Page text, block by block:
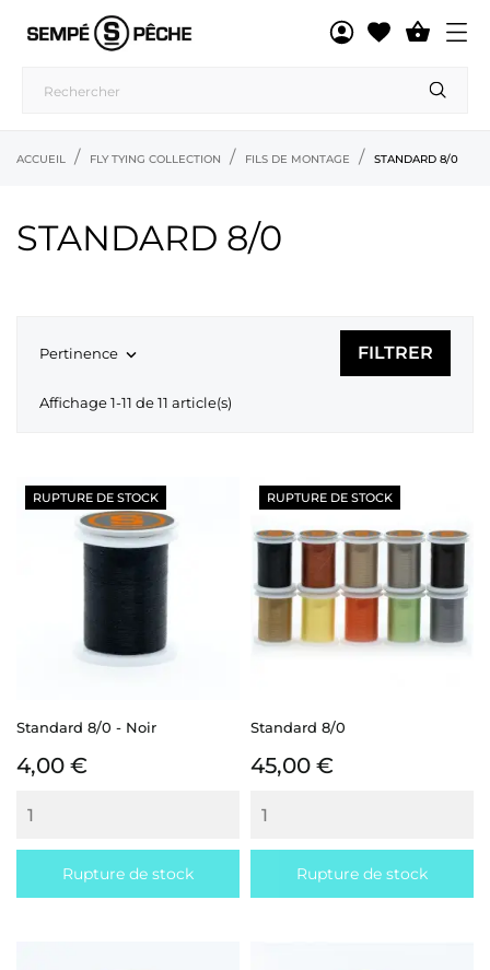

ACCUEIL FLY TYING COLLECTION FILS DE MONTAGE STANDARD 8/0
STANDARD 8/0
Pertinence  FILTRER
Affichage 1-11 de 11 article(s)
Standard 8/0 - Noir
Prix
4,00 €
Rupture de stock
RUPTURE DE STOCK
Standard 8/0
Prix
45,00 €
Rupture de stock
RUPTURE DE STOCK